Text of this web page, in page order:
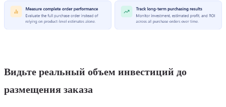
Видьте реальный объем инвестиций до
размещения заказа